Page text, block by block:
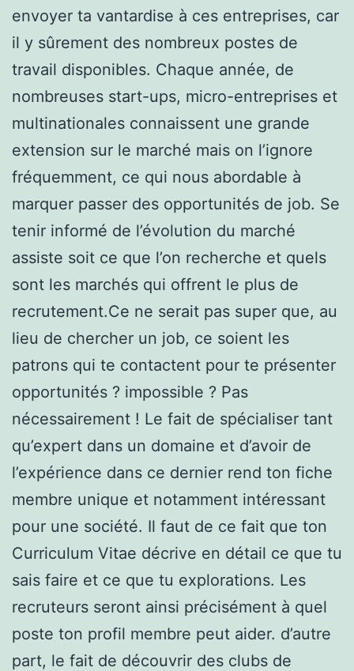
envoyer ta vantardise à ces entreprises, car
il y sûrement des nombreux postes de
travail disponibles. Chaque année, de
nombreuses start-ups, micro-entreprises et
multinationales connaissent une grande
extension sur le marché mais on l’ignore
fréquemment, ce qui nous abordable à
marquer passer des opportunités de job. Se
tenir informé de l’évolution du marché
assiste soit ce que l’on recherche et quels
sont les marchés qui offrent le plus de
recrutement.Ce ne serait pas super que, au
lieu de chercher un job, ce soient les
patrons qui te contactent pour te présenter
opportunités ? impossible ? Pas
nécessairement ! Le fait de spécialiser tant
qu’expert dans un domaine et d’avoir de
l’expérience dans ce dernier rend ton fiche
membre unique et notamment intéressant
pour une société. Il faut de ce fait que ton
Curriculum Vitae décrive en détail ce que tu
sais faire et ce que tu explorations. Les
recruteurs seront ainsi précisément à quel
poste ton profil membre peut aider. d’autre
part, le fait de découvrir des clubs de